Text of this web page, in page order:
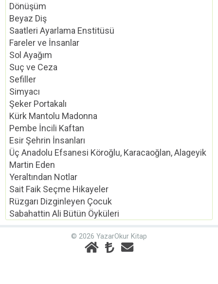
Dönüşüm
Beyaz Diş
Saatleri Ayarlama Enstitüsü
Fareler ve İnsanlar
Sol Ayağım
Suç ve Ceza
Sefiller
Simyacı
Şeker Portakalı
Kürk Mantolu Madonna
Pembe İncili Kaftan
Esir Şehrin İnsanları
Üç Anadolu Efsanesi Köroğlu, Karacaoğlan, Alageyik
Martin Eden
Yeraltından Notlar
Sait Faik Seçme Hikayeler
Rüzgarı Dizginleyen Çocuk
Sabahattin Ali Bütün Öyküleri
© 2026 YazarOkur Kitap